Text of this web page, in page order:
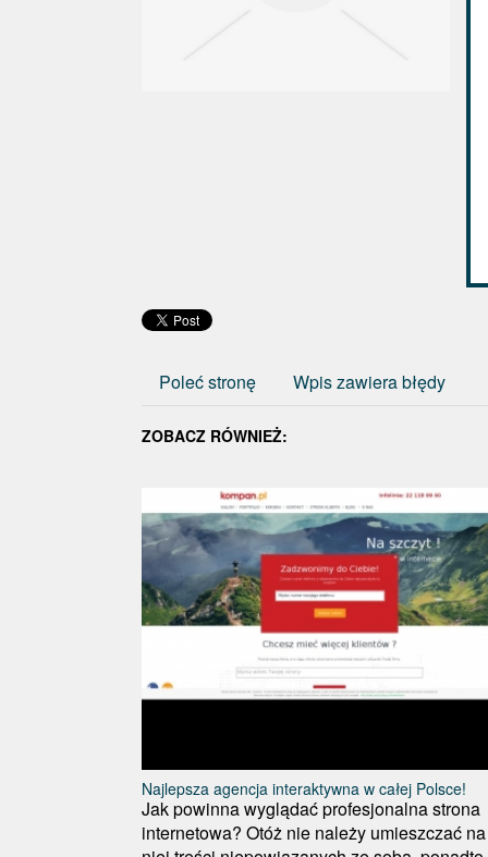
Poleć stronę Wpis zawiera błędy
ZOBACZ RÓWNIEŻ:
Najlepsza agencja interaktywna w całej Polsce!
Jak powinna wyglądać profesjonalna strona
internetowa? Otóż nie należy umieszczać na